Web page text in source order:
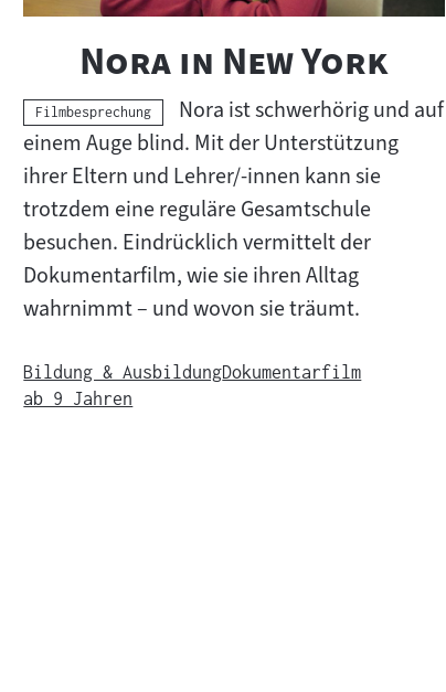
"
Nora in New York"
Kategorie:
Filmbesprechung
Nora ist schwerhörig und auf
einem Auge blind. Mit der Unterstützung
ihrer Eltern und Lehrer/-innen kann sie
trotzdem eine reguläre Gesamtschule
besuchen. Eindrücklich vermittelt der
Dokumentarfilm, wie sie ihren Alltag
wahrnimmt – und wovon sie träumt.
Bildung & AusbildungDokumentarfilm
ab 9 Jahren